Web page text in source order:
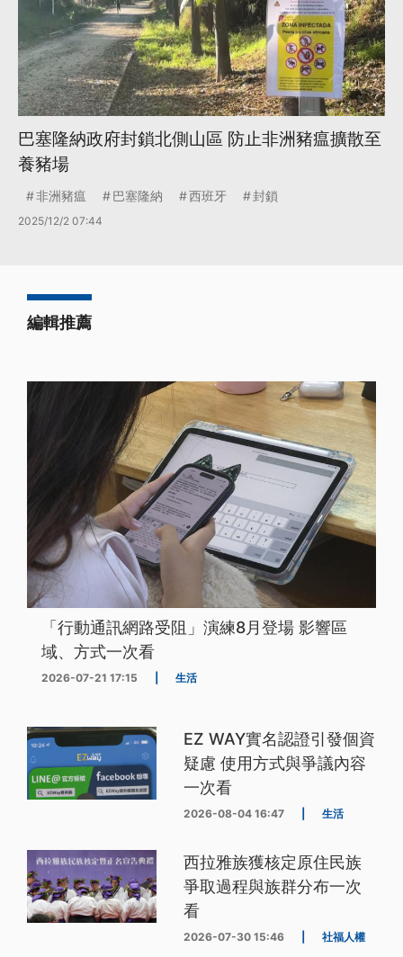
巴塞隆納政府封鎖北側山區 防止非洲豬瘟擴散至
養豬場
非洲豬瘟 巴塞隆納 西班牙 封鎖
2025/12/2 07:44
編輯推薦
「行動通訊網路受阻」演練8月登場 影響區
域、方式一次看
2026-07-21 17:15 生活
EZ WAY實名認證引發個資
疑慮 使用方式與爭議內容
一次看
2026-08-04 16:47 生活
西拉雅族獲核定原住民族
爭取過程與族群分布一次
看
2026-07-30 15:46 社福人權